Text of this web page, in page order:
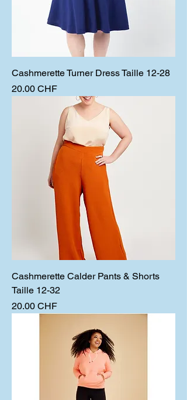
Cashmerette Turner Dress Taille 12-28
Prix
20.00 CHF
Cashmerette Calder Pants & Shorts
Taille 12-32
Prix
20.00 CHF